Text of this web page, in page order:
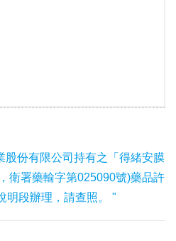
股份有限公司持有之「得緒安膜
衛署藥輸字第025090號)藥品許
明段辦理，請查照。 "